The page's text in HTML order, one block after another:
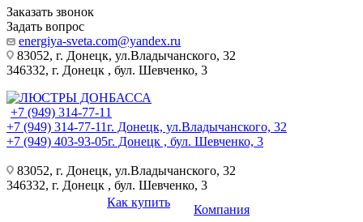
Заказать звонок
Задать вопрос
energiya-sveta.com@yandex.ru
83052, г. Донецк, ул.Владычанского, 32
346332, г. Донецк , бул. Шевченко, 3
+7 (949) 314-77-11
+7 (949) 314-77-11г. Донецк, ул.Владычанского, 32
+7 (949) 403-93-05г. Донецк , бул. Шевченко, 3
83052, г. Донецк, ул.Владычанского, 32
346332, г. Донецк , бул. Шевченко, 3
Как купить
Компания